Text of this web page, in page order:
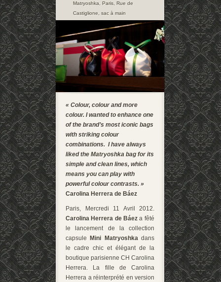
Matryoshka Paris Rue de
Castiglione
sac à main
« Colour, colour and more
colour. I wanted to enhance one
of the brand’s most iconic bags
with striking colour
combinations. I have always
liked the Matryoshka bag for its
simple and clean lines, which
means you can play with
powerful colour contrasts. »
Carolina Herrera de Báez
Paris, Mercredi 11 Avril 2012.
Carolina Herrera de Báeza fêté
le lancement de la collection
capsule
Mini Matryoshkadans
le cadre chic et élégant de la
boutique parisienne CH Carolina
Herrera. La fille de Carolina
Herrera a réinterprété en version